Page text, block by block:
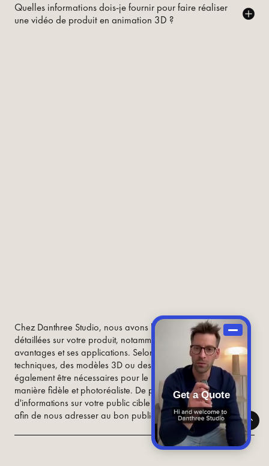
Quelles informations dois-je fournir pour faire réaliser
une vidéo de produit en animation 3D ?
Chez Danthree Studio, nous avons besoin d'informations
détaillées sur votre produit, notamment ses fonctionnalités, ses
avantages et ses applications. Selon le produit, des dessins
techniques, des modèles 3D ou des échantillons peuvent
également être nécessaires pour le mettre en valeur de
manière fidèle et photoréaliste. De plus, nous avons besoin
d'informations sur votre public cible et vos objectifs marketing
afin de nous adresser au bon public.
Get a Quote